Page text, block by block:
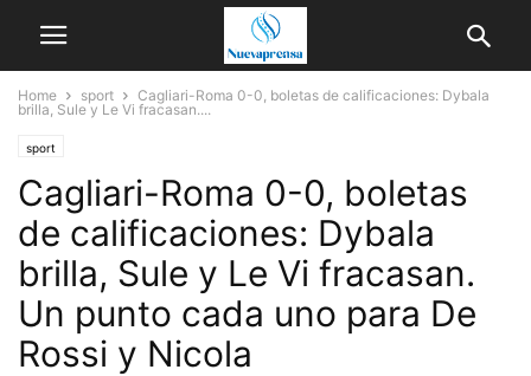
Home sport
Cagliari-Roma 0-0, boletas de calificaciones: Dybala
brilla, Sule y Le Vi fracasan....
sport
Cagliari-Roma 0-0, boletas
de calificaciones: Dybala
brilla, Sule y Le Vi fracasan.
Un punto cada uno para De
Rossi y Nicola